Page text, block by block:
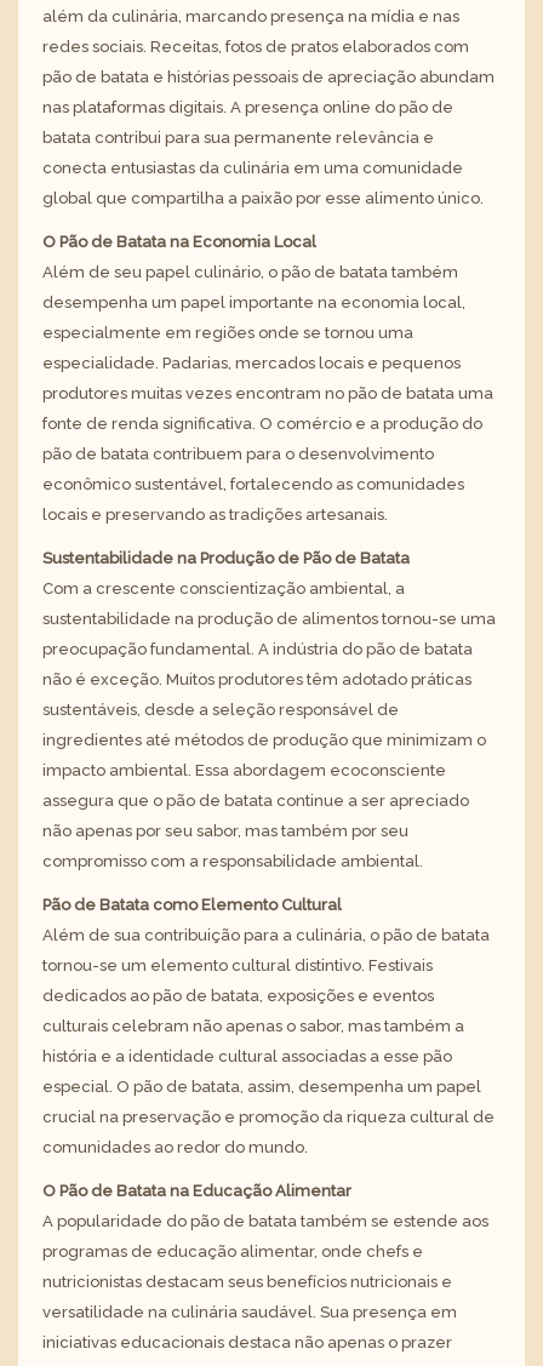
além da culinária, marcando presença na mídia e nas
redes sociais. Receitas, fotos de pratos elaborados com
pão de batata e histórias pessoais de apreciação abundam
nas plataformas digitais. A presença online do pão de
batata contribui para sua permanente relevância e
conecta entusiastas da culinária em uma comunidade
global que compartilha a paixão por esse alimento único.
O Pão de Batata na Economia Local
Além de seu papel culinário, o pão de batata também
desempenha um papel importante na economia local,
especialmente em regiões onde se tornou uma
especialidade. Padarias, mercados locais e pequenos
produtores muitas vezes encontram no pão de batata uma
fonte de renda significativa. O comércio e a produção do
pão de batata contribuem para o desenvolvimento
econômico sustentável, fortalecendo as comunidades
locais e preservando as tradições artesanais.
Sustentabilidade na Produção de Pão de Batata
Com a crescente conscientização ambiental, a
sustentabilidade na produção de alimentos tornou-se uma
preocupação fundamental. A indústria do pão de batata
não é exceção. Muitos produtores têm adotado práticas
sustentáveis, desde a seleção responsável de
ingredientes até métodos de produção que minimizam o
impacto ambiental. Essa abordagem ecoconsciente
assegura que o pão de batata continue a ser apreciado
não apenas por seu sabor, mas também por seu
compromisso com a responsabilidade ambiental.
Pão de Batata como Elemento Cultural
Além de sua contribuição para a culinária, o pão de batata
tornou-se um elemento cultural distintivo. Festivais
dedicados ao pão de batata, exposições e eventos
culturais celebram não apenas o sabor, mas também a
história e a identidade cultural associadas a esse pão
especial. O pão de batata, assim, desempenha um papel
crucial na preservação e promoção da riqueza cultural de
comunidades ao redor do mundo.
O Pão de Batata na Educação Alimentar
A popularidade do pão de batata também se estende aos
programas de educação alimentar, onde chefs e
nutricionistas destacam seus benefícios nutricionais e
versatilidade na culinária saudável. Sua presença em
iniciativas educacionais destaca não apenas o prazer